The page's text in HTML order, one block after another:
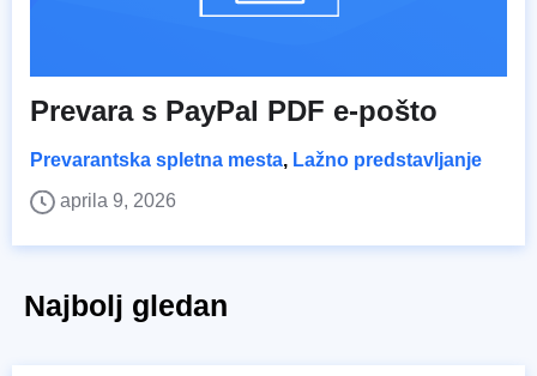
Prevara s PayPal PDF e-pošto
Prevarantska spletna mesta, Lažno predstavljanje
aprila 9, 2026
Najbolj gledan